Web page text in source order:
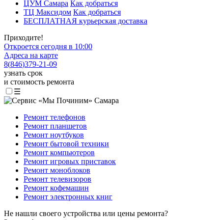
ЦУМ Самара Как добраться
ТЦ Максидом Как добраться
БЕСПЛАТНАЯ курьерская доставка
Приходите!
Откроется сегодня в 10:00
Адреса на карте
8(846)379-21-09
узнать срок
и стоимость ремонта
☰
Ремонт телефонов
Ремонт планшетов
Ремонт ноутбуков
Ремонт бытовой техники
Ремонт компьютеров
Ремонт игровых приставок
Ремонт моноблоков
Ремонт телевизоров
Ремонт кофемашин
Ремонт электронных книг
Не нашли своего устройства или цены ремонта?